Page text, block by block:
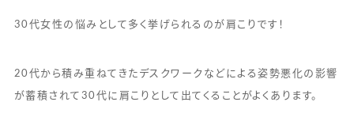
30代女性の悩みとして多く挙げられるのが肩こりです！
20代から積み重ねてきたデスクワークなどによる姿勢悪化の影響
が蓄積されて30代に肩こりとして出てくることがよくあります。